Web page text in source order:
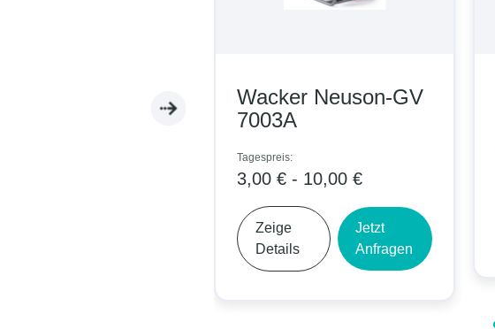
Wacker Neuson-GV
7003A
Tagespreis:
3,00 € - 10,00 €
Zeige
Details
Jetzt
Anfragen